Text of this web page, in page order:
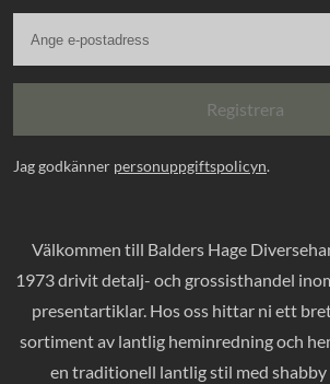
Registrera
Jag godkänner personuppgiftspolicyn.
Välkommen till Balders Hage
1973 drivit detalj- och grossisthandel
presentartiklar. Hos oss hittar ni ett
sortiment av lantlig heminredning och
en traditionell lantlig stil med shabby